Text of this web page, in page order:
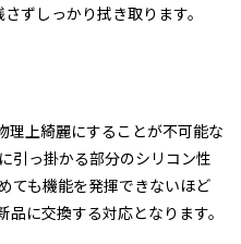
ずしっかり拭き取ります。
理上綺麗にすることが不可能な
引っ掛かる部分のシリコン性
ても機能を発揮できないほど
に交換する対応となります。